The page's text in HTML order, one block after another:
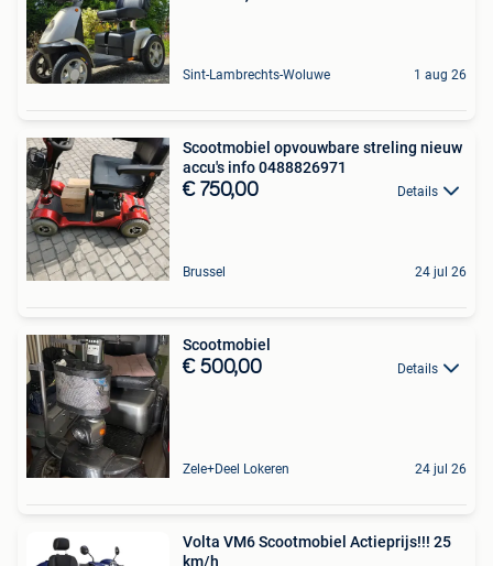
Sint-Lambrechts-Woluwe 1 aug 26
Scootmobiel opvouwbare streling nieuw
accu's info 0488826971
€ 750,00 Details
Brussel 24 jul 26
Scootmobiel
€ 500,00 Details
Zele+Deel Lokeren 24 jul 26
Volta VM6 Scootmobiel Actieprijs!!! 25
km/h